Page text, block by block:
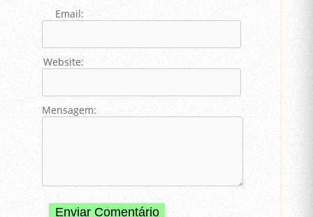
Email:
Website:
Mensagem: